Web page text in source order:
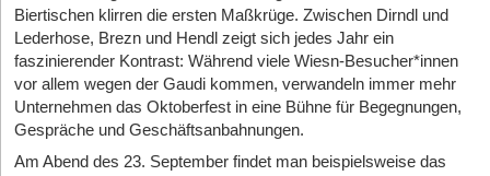
Biertischen klirren die ersten Maßkrüge. Zwischen Dirndl und
Lederhose, Brezn und Hendl zeigt sich jedes Jahr ein
faszinierender Kontrast: Während viele Wiesn-Besucher*innen
vor allem wegen der Gaudi kommen, verwandeln immer mehr
Unternehmen das Oktoberfest in eine Bühne für Begegnungen,
Gespräche und Geschäftsanbahnungen.
Am Abend des 23. September findet man beispielsweise das